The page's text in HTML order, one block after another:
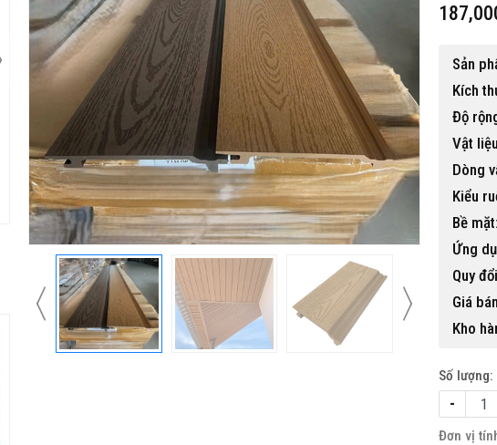
Bàn ghế gỗ nhựa ngoài trời BP-456
15,500,000 đ
Sản
Kích
Độ
Vật
Dòng
Kiểu
Bề
Ứng
Quy
Giá
Kho
Số lượng:
-
Đơn vị